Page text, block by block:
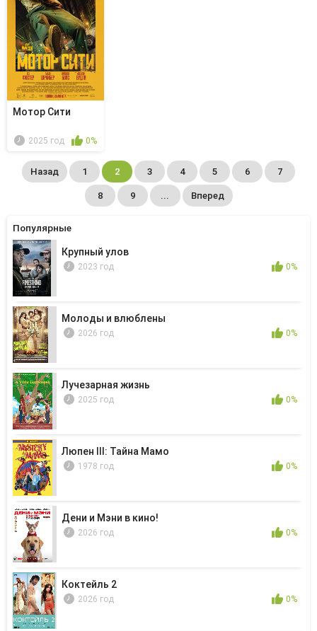
Популярные
Крупный улов
2023 год 0%
Молоды и влюблены
2026 год 0%
Лучезарная жизнь
2025 год 0%
Люпен III: Тайна Мамо
1978 год 0%
Дени и Мэни в кино!
2026 год 0%
Коктейль 2
2026 год 0%
Мотор Сити
2025 год 0%
Назад 1 2 3 4 5 6 7
8 9 ... Вперед